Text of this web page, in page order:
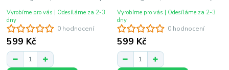
0 hodnocení
599 Kč
Vyrobíme pro vás | Odesíláme za 2-3
dny
0 hodnocení
599 Kč
Vyrobíme pro vás | Odesíláme za 2-3
dny